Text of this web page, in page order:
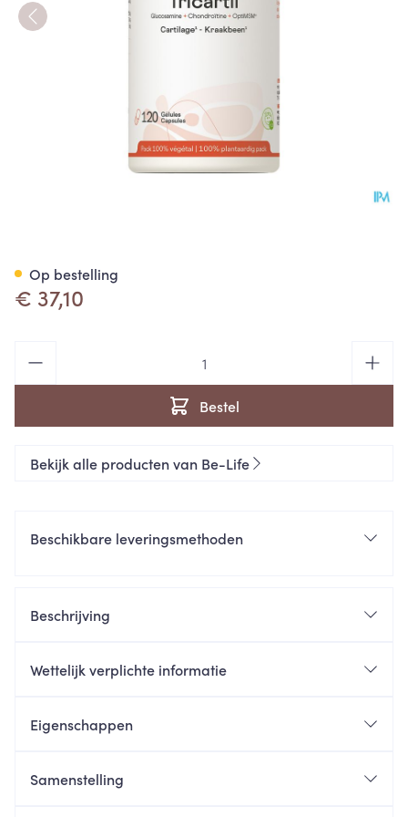
€ 37,10
Bestel
Op bestelling
Bekijk alle producten van Be-Life
Beschikbare leveringsmethoden
Beschrijving
Wettelijk verplichte informatie
Eigenschappen
Samenstelling